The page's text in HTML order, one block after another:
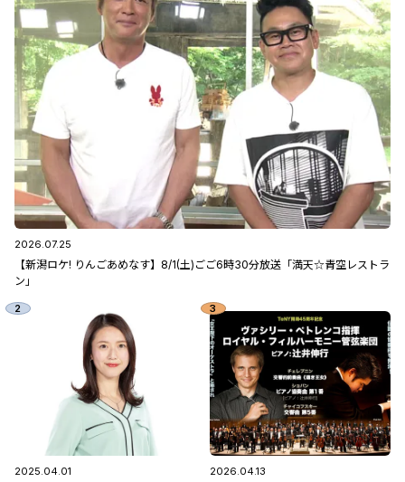
2026.07.25
【新潟ロケ! りんごあめなす】8/1(土)ごご6時30分放送「満天☆青空レストラ
ン」
2025.04.01 2026.04.13